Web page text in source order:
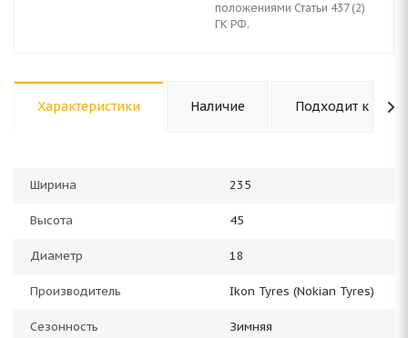
положениями Статьи 437 (2)
ГК РФ.
Характеристики Наличие Подходит к авто
Ширина 235
Высота 45
Диаметр 18
Производитель Ikon Tyres (Nokian Tyres)
Сезонность Зимняя